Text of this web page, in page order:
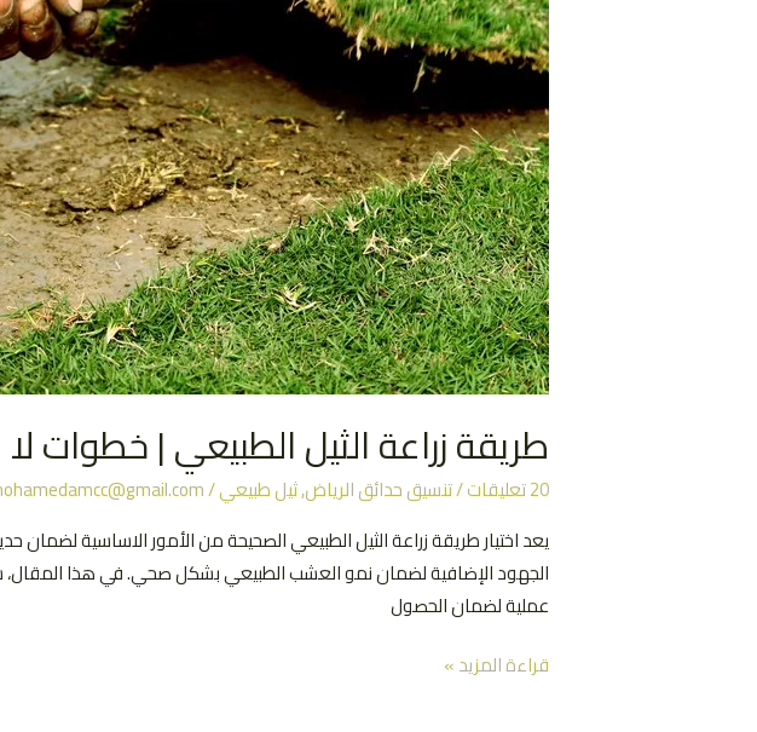
طريقة زراعة الثيل الطبيعي | خطوات
20 تعليقات /تنسيق حدائق الرياض,ثيل طبيعي/
يعد اختيار طريقة زراعة الثيل الطبيعي الصحيحة من الأمور الاساسية لضمان
الجهود الإضافية لضمان نمو العشب الطبيعي بشكل صحي. في هذا المقال،
عملية لضمان الحصول
طريقة
قراءة المزيد »